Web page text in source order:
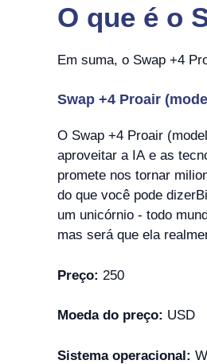
O que é o
Em suma, o Swap +4
Swap +4 Proair
O Swap +4 Proair
aproveitar a IA e as
promete nos tornar
do que você pode
um unicórnio - todo
mas será que ela
Preço: 250
Moeda do preço: USD
Sistema operacional: